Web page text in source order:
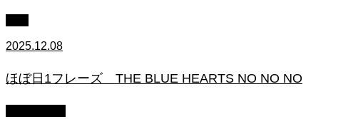
2025.12.08
ほぼ日1フレーズ THE BLUE HEARTS NO NO NO